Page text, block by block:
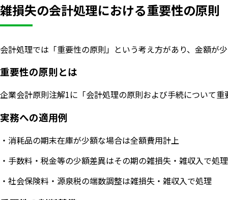
雑損失の会計処理における重要性の原則
会計処理では「重要性の原則」という考え方があり、金額が
重要性の原則とは
企業会計原則注解1に「会計処理の原則および手続について
実務への適用例
・消耗品の期末在庫が少額な場合は全額費用計上
・手数料・税金等の少額差異はその期の雑損失・雑収入で処理
・社会保険料・源泉税の端数調整は雑損失・雑収入で処理